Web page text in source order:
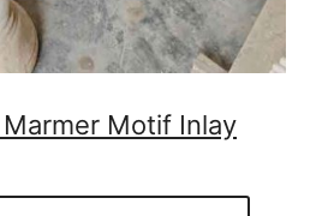
Motif Inlay